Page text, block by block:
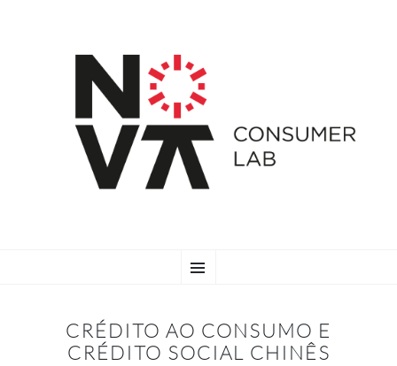
TO
CRÉDITO AO CONSUMO E
CRÉDITO SOCIAL CHINÊS